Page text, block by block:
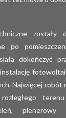
zostały
po
dokończyć
Najwięcej robót
plenerowy